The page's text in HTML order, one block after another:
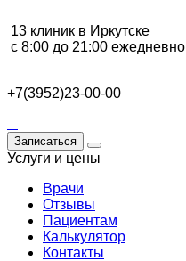
13 клиник в Иркутске
с 8:00 до 21:00 ежедневно
+7(3952)23-00-00
Записаться
Услуги и цены
Врачи
Отзывы
Пациентам
Калькулятор
Контакты